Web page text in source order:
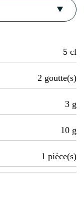
5 cl
2 goutte(s)
3 g
10 g
1 pièce(s)